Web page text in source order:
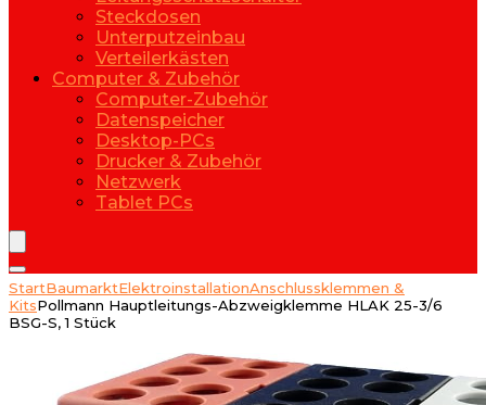
Steckdosen
Unterputzeinbau
Verteilerkästen
Computer & Zubehör
Computer-Zubehör
Datenspeicher
Desktop-PCs
Drucker & Zubehör
Netzwerk
Tablet PCs
StartBaumarktElektroinstallationAnschlussklemmen &
KitsPollmann Hauptleitungs-Abzweigklemme HLAK 25-3/6
BSG-S, 1 Stück